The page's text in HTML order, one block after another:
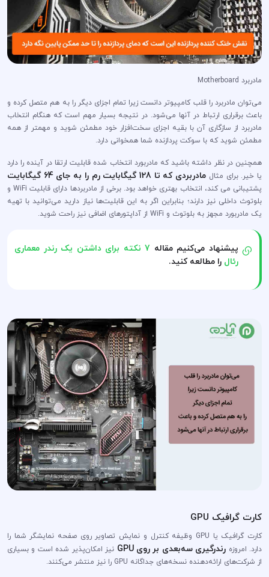
مادربرد Motherboard
می‌توان مادربرد را قلب کامپیوتر دانست زیرا تمام اجزای دیگر را به هم متصل کرده و
باعث برقراری ارتباط در آنها می‌شود. در نتیجه بسیار مهم است که هنگام انتخاب
مادربرد از سازگاری آن با بقیه اجزای سخت‌افزار خود مطمئن شوید و مهمتر از همه
مطمئن شوید که با سوکت پردازنده شما همخوانی دارد.
همچنین در نظر داشته باشید که مادربورد انتخاب شده قابلیت ارتقا در آینده را دارد
یا خیر. برای مثال مادربردی که تا 128 گیگابایت رم را به جای 64 گیگابایت
پشتیبانی می کند، انتخاب بهتری خواهد بود. برخی از مادربردها دارای قابلیت WiFi و
بلوتوث داخلی نیز دارند؛ بنابراین اگر به این قابلیت‌ها نیاز دارید می‌توانید با تهیه
یک مادربورد مجهز به بلوتوث و WiFi از آداپتورهای اضافی نیز راحت شوید.
پیشنهاد می‌کنیم مقاله
7 نکته برای داشتن یک رندر معماری
رئال را مطالعه کنید.
کارت گرافیک GPU
کارت گرافیک یا GPU وظیفه کنترل و نمایش تصاویر روی صفحه نمایشگر شما را
دارد. امروزه رندرگیری سه‌بعدی بر روی GPU
نیز امکان‌پذیر شده است و بسیاری
از شرکت‌های ارائه‌دهنده نسخه‌های جداگانه GPU را نیز منتشر می‌کنند.